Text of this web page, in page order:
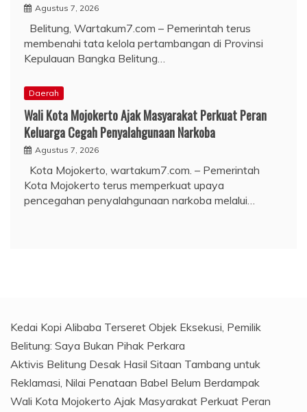
Agustus 7, 2026
Belitung, Wartakum7.com – Pemerintah terus
membenahi tata kelola pertambangan di Provinsi
Kepulauan Bangka Belitung…
Daerah
Wali Kota Mojokerto Ajak Masyarakat Perkuat Peran
Keluarga Cegah Penyalahgunaan Narkoba
Agustus 7, 2026
Kota Mojokerto, wartakum7.com. – Pemerintah
Kota Mojokerto terus memperkuat upaya
pencegahan penyalahgunaan narkoba melalui…
Kedai Kopi Alibaba Terseret Objek Eksekusi, Pemilik
Belitung: Saya Bukan Pihak Perkara
Aktivis Belitung Desak Hasil Sitaan Tambang untuk
Reklamasi, Nilai Penataan Babel Belum Berdampak
Wali Kota Mojokerto Ajak Masyarakat Perkuat Peran